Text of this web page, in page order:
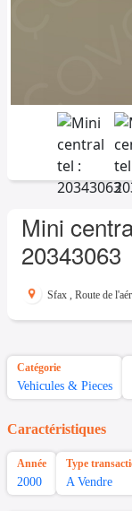
Mini
20343063
Sfax , Route de
Catégorie
Vehicules & Pieces
Caractéristiques
Année
2000
Type
A Vendre